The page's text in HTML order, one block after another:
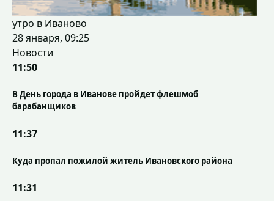
утро в Иваново
28 января, 09:25
Новости
11:50
В День города в Иванове пройдет флешмоб
барабанщиков
11:37
Куда пропал пожилой житель Ивановского района
11:31